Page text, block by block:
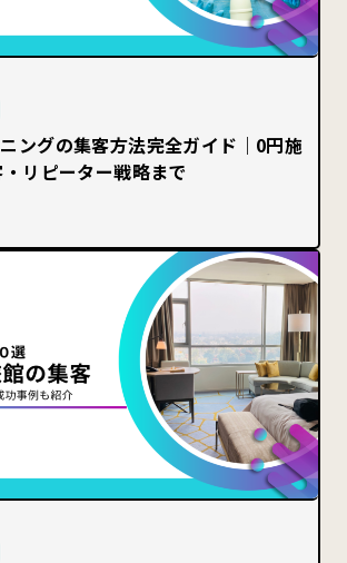
ングの集客方法完全ガイド｜0円施
リピーター戦略まで